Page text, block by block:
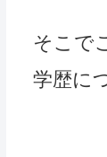
そこで
学歴に